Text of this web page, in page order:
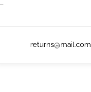
returns@mail.com